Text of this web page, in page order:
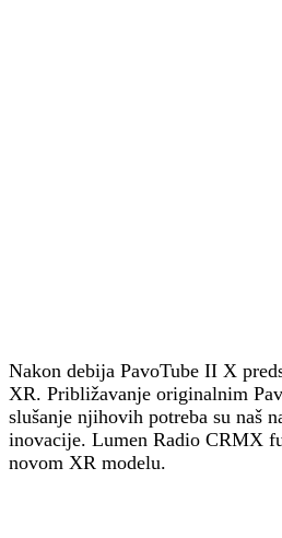
Nakon debija PavoTube II X
XR. Približavanje originalnim
slušanje njihovih potreba su naš
inovacije. Lumen Radio CRMX
novom XR modelu.